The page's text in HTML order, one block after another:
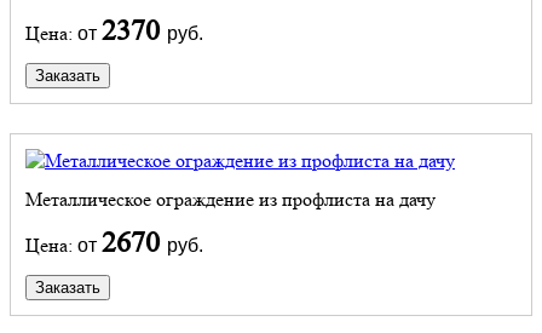
Цена: от 2370 руб.
Заказать
Металлическое ограждение из профлиста на дачу
Цена: от 2670 руб.
Заказать